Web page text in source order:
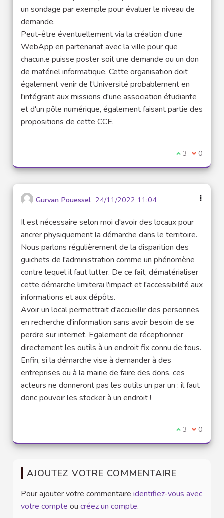
un sondage par exemple pour évaluer le niveau de
demande.
Peut-être éventuellement via la création d'une
WebApp en partenariat avec la ville pour que
chacun.e puisse poster soit une demande ou un don
de matériel informatique. Cette organisation doit
également venir de l'Université probablement en
l'intégrant aux missions d'une association étudiante
et d'un pôle numérique, également faisant partie des
propositions de cette CCE.
Je suis
3 Je ne
0
Gurvan Pouessel 24/11/2022 11:04
Il est nécessaire selon moi d'avoir des locaux pour
ancrer physiquement la démarche dans le territoire.
Nous parlons régulièrement de la disparition des
guichets de l'administration comme un phénomène
contre lequel il faut lutter. De ce fait, dématérialiser
cette démarche limiterai l'impact et l'accessibilité aux
informations et aux dépôts.
Avoir un local permettrait d'accueillir des personnes
en recherche d'information sans avoir besoin de se
perdre sur internet. Egalement de réceptionner
directement les outils à un endroit fix connu de tous.
Enfin, si la démarche vise à demander à des
entreprises ou à la mairie de faire des dons, ces
acteurs ne donneront pas les outils un par un : il faut
donc pouvoir les stocker à un endroit !
Je suis
3 Je ne
0
AJOUTEZ VOTRE COMMENTAIRE
Pour ajouter votre commentaire identifiez-vous avec
votre compte ou créez un compte.